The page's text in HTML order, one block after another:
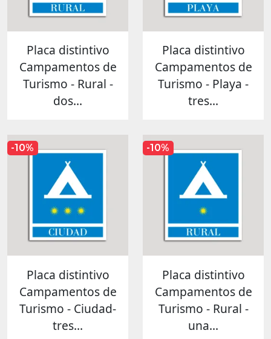
Placa distintivo
Campamentos de
Turismo - Rural -
dos...
Placa distintivo
Campamentos de
Turismo - Playa -
tres...
Placa distintivo
Campamentos de
Turismo - Ciudad-
tres...
-10%
Placa distintivo
Campamentos de
Turismo - Rural -
una...
-10%